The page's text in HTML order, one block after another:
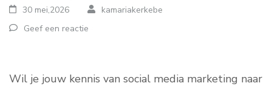
30 mei,2026
kamariakerkebe
Geef een reactie
Wil je jouw kennis van social media marketing naar